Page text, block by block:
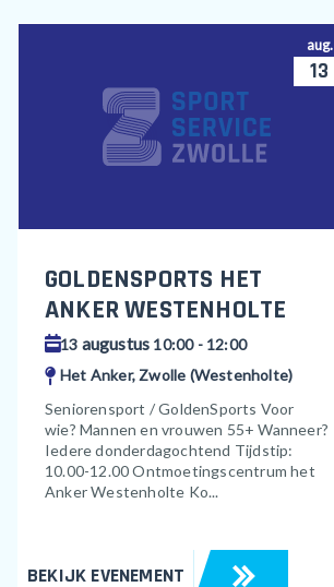
aug.
13
GOLDENSPORTS HET
ANKER WESTENHOLTE
13 augustus 10:00 - 12:00
Het Anker, Zwolle (Westenholte)
Seniorensport / GoldenSports Voor
wie? Mannen en vrouwen 55+ Wanneer?
Iedere donderdagochtend Tijdstip:
10.00-12.00 Ontmoetingscentrum het
Anker Westenholte Ko...
BEKIJK EVENEMENT